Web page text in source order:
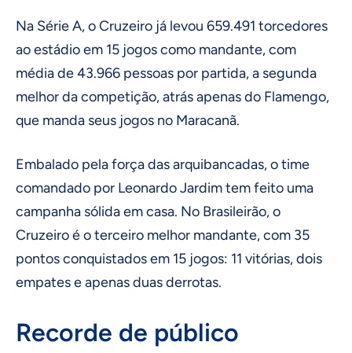
Na Série A, o Cruzeiro já levou 659.491 torcedores
ao estádio em 15 jogos como mandante, com
média de 43.966 pessoas por partida, a segunda
melhor da competição, atrás apenas do Flamengo,
que manda seus jogos no Maracanã.
Embalado pela força das arquibancadas, o time
comandado por Leonardo Jardim tem feito uma
campanha sólida em casa. No Brasileirão, o
Cruzeiro é o terceiro melhor mandante, com 35
pontos conquistados em 15 jogos: 11 vitórias, dois
empates e apenas duas derrotas.
Recorde de público